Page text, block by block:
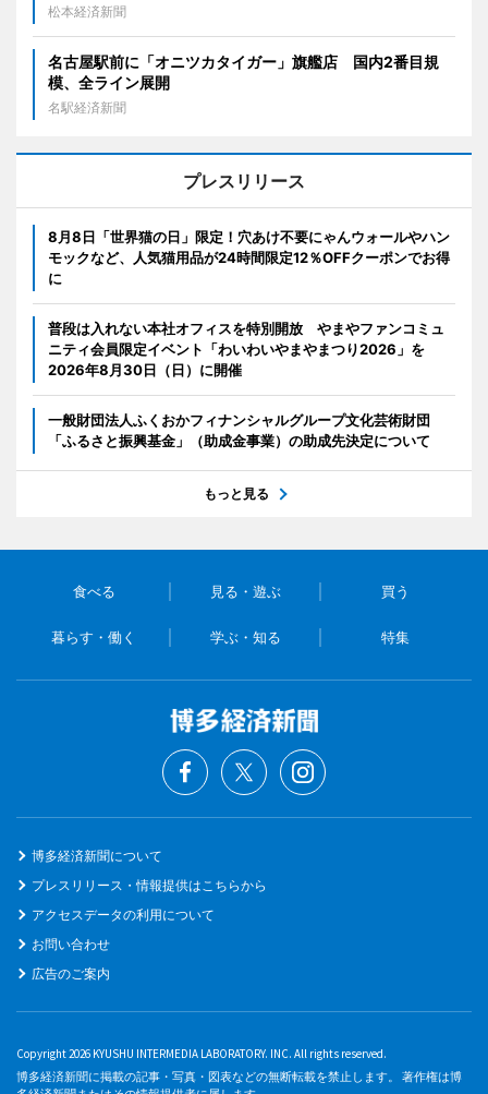
松本経済新聞
名古屋駅前に「オニツカタイガー」旗艦店 国内2番目規
模、全ライン展開
名駅経済新聞
プレスリリース
8月8日「世界猫の日」限定！穴あけ不要にゃんウォールやハン
モックなど、人気猫用品が24時間限定12％OFFクーポンでお得
に
普段は入れない本社オフィスを特別開放 やまやファンコミュ
ニティ会員限定イベント「わいわいやまやまつり2026」を
2026年8月30日（日）に開催
一般財団法人ふくおかフィナンシャルグループ文化芸術財団
「ふるさと振興基金」（助成金事業）の助成先決定について
もっと見る
食べる 見る・遊ぶ 買う
暮らす・働く 学ぶ・知る 特集
博多経済新聞について
プレスリリース・情報提供はこちらから
アクセスデータの利用について
お問い合わせ
広告のご案内
Copyright 2026 KYUSHU INTERMEDIA LABORATORY. INC. All rights reserved.
博多経済新聞に掲載の記事・写真・図表などの無断転載を禁止します。 著作権は博